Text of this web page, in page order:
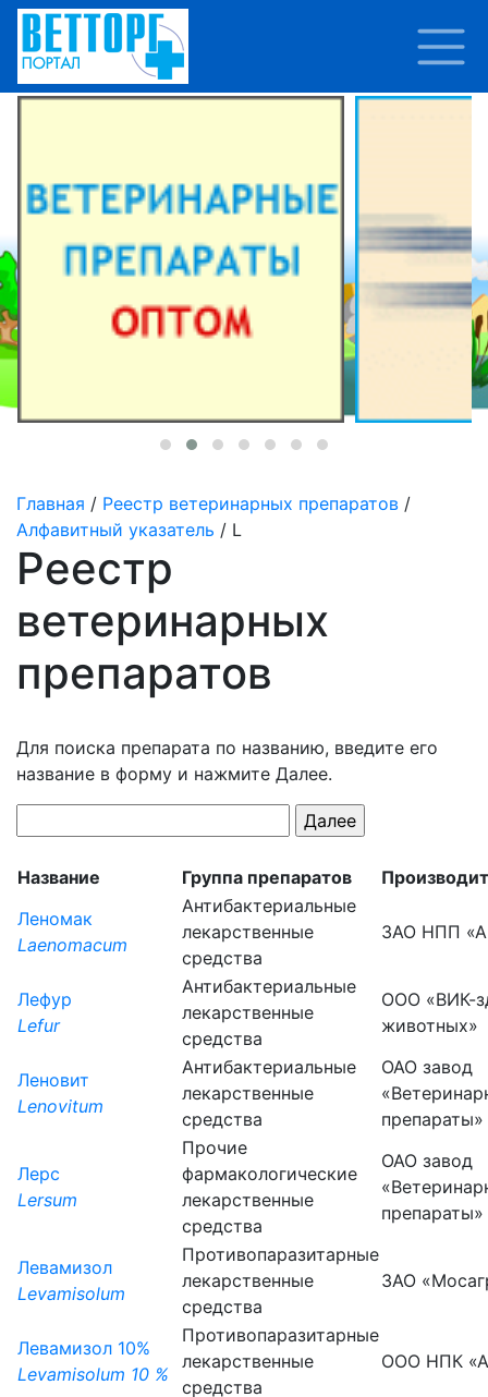
Главная / Реестр ветеринарных препаратов /
Алфавитный указатель / L
Реестр
ветеринарных
препаратов
Для поиска препарата по названию, введите его
название в форму и нажмите Далее.
Название Группа препаратов
Леномак
Laenomacum
Антибактериальные
лекарственные
средства
ЗАО НПП
Лефур
Lefur
Антибактериальные
лекарственные
средства
ООО «ВИК-
животных»
Леновит
Lenovitum
Антибактериальные
лекарственные
средства
ОАО завод
препараты»
Лерс
Lersum
Прочие
фармакологические
лекарственные
средства
ОАО завод
препараты»
Левамизол
Levamisolum
Противопаразитарные
лекарственные
средства
ЗАО
Левамизол 10%
Levamisolum 10 %
Противопаразитарные
лекарственные
средства
ООО НПК